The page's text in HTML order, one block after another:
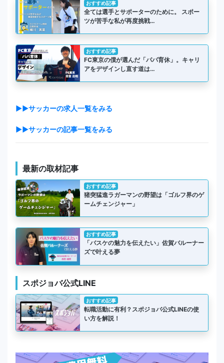
おすすめ記事
全ては選手とサポーターのために。 スポー
ツが苦手な私が再度挑戦…
おすすめ記事
FC東京の僕が選んだ「パパ育休」。キャリ
アをデザインし直す道は…
▶▶サッカーの求人一覧をみる
▶▶サッカーの記事一覧をみる
最新の取材記事
おすすめ記事
猪突猛進ラガーマンの野望は「ゴルフ界のゲ
ームチェンジャー」
おすすめ記事
「バスケの魅力を伝えたい」佐賀バルーナー
ズで叶える夢
スポジョバ公式LINE
おすすめ記事
転職活動に有利？スポジョバ公式LINEの使
い方を解説！